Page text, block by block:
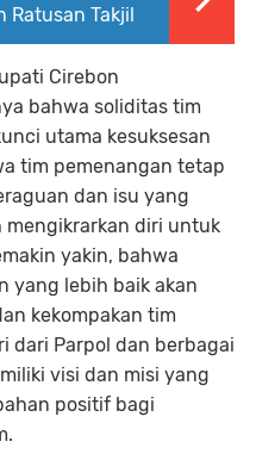
Ratusan Takjil
Cirebon
bahwa soliditas tim
utama kesuksesan
tim pemenangan tetap
dan isu yang
mengikrarkan diri untuk
yakin, bahwa
yang lebih baik akan
kekompakan tim
dari Parpol dan berbagai
visi dan misi yang
positif bagi